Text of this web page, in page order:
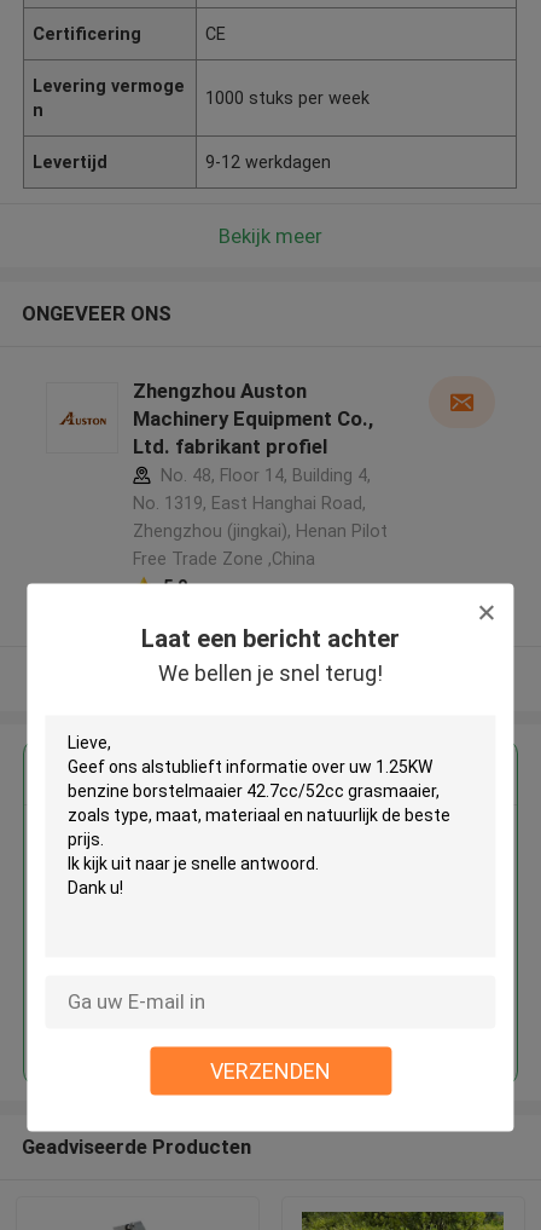
Laat een bericht achter
We bellen je snel terug!
VERZENDEN
Certificering CE
Levering vermoge
n
1000 stuks per week
Levertijd 9-12 werkdagen
Bekijk meer
ONGEVEER ONS
Zhengzhou Auston
Machinery Equipment Co.,
Ltd. fabrikant profiel
No. 48, Floor 14, Building 4,
No. 1319, East Hanghai Road,
Zhengzhou (jingkai), Henan Pilot
Free Trade Zone ,China
5.0
Bekijk meer
Krijg de beste prijs voor
42.7cc/52cc grasmaaier
Geadviseerde Producten